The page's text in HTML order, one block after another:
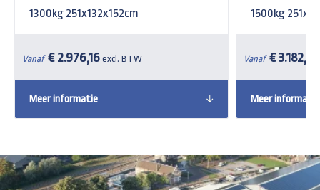
1300kg 251x132x152cm
Vanaf € 2.976,16 excl. BTW
Meer informatie
1500kg
Vanaf € 3.182,08
Meer informatie